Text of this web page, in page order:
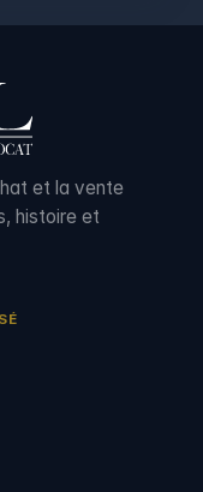
et la vente
histoire et